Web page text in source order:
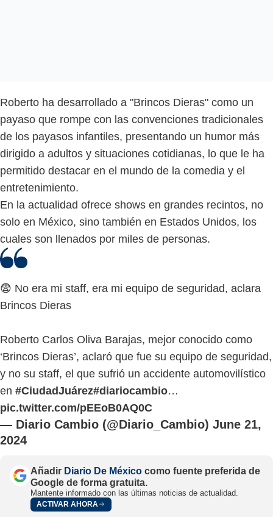
Roberto ha desarrollado a "Brincos Dieras" como un
payaso que rompe con las convenciones tradicionales
de los payasos infantiles, presentando un humor más
dirigido a adultos y situaciones cotidianas, lo que le ha
permitido destacar en el mundo de la comedia y el
entretenimiento.
En la actualidad ofrece shows en grandes recintos, no
solo en México, sino también en Estados Unidos, los
cuales son llenados por miles de personas.
😨 No era mi staff, era mi equipo de seguridad, aclara
Brincos Dieras
Roberto Carlos Oliva Barajas, mejor conocido como
‘Brincos Dieras’, aclaró que fue su equipo de seguridad,
y no su staff, el que sufrió un accidente automovilístico
en #CiudadJuárez#diariocambio…
pic.twitter.com/pEEoB0AQ0C
— Diario Cambio (@Diario_Cambio) June 21,
2024
Añadir Diario De México como fuente preferida de
Google de forma gratuita.
Mantente informado con las últimas noticias de actualidad.
ACTIVAR AHORA